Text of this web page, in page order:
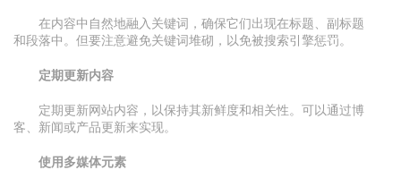
在内容中自然地融入关键词，确保它们出现在标题、副标题
和段落中。但要注意避免关键词堆砌，以免被搜索引擎惩罚。
定期更新内容
定期更新网站内容，以保持其新鲜度和相关性。可以通过博
客、新闻或产品更新来实现。
使用多媒体元素